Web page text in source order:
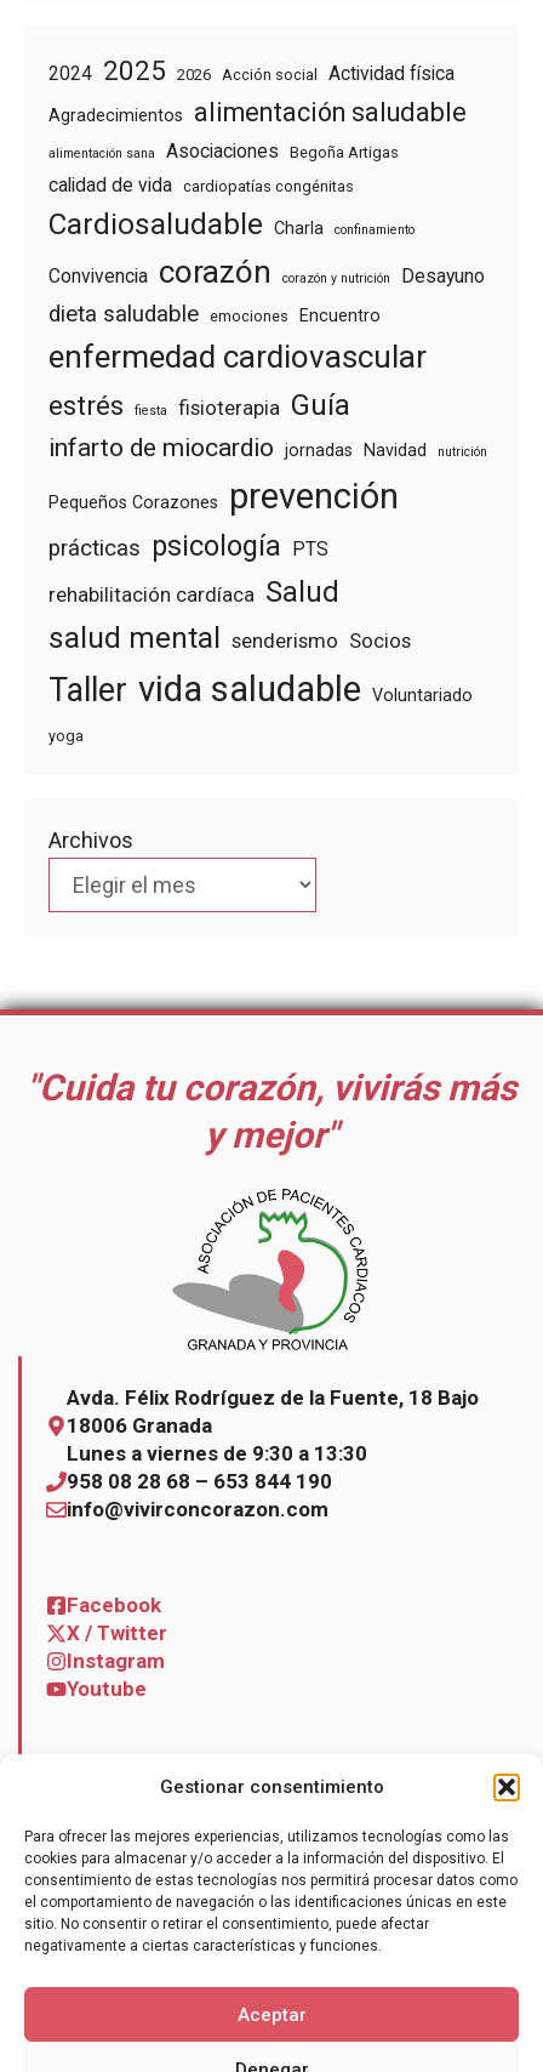
Gestionar consentimiento
Para ofrecer las mejores experiencias, utilizamos tecnologías como las
cookies para almacenar y/o acceder a la información del dispositivo. El
consentimiento de estas tecnologías nos permitirá procesar datos como
el comportamiento de navegación o las identificaciones únicas en este
sitio. No consentir o retirar el consentimiento, puede afectar
negativamente a ciertas características y funciones.
Aceptar
2024 2025 2026 Acción social Actividad física
Agradecimientos alimentación saludable
alimentación sana Asociaciones Begoña Artigas
calidad de vida cardiopatías congénitas
Cardiosaludable Charla confinamiento
Convivencia corazón corazón y nutrición Desayuno
dieta saludable emociones Encuentro
enfermedad cardiovascular
estrés fiesta fisioterapia Guía
infarto de miocardio jornadas Navidad nutrición
Pequeños Corazones prevención
prácticas psicología PTS
rehabilitación cardíaca Salud
salud mental senderismo Socios
Taller vida saludable Voluntariado
yoga
Archivos
"Cuida tu corazón, vivirás más
y mejor"
Avda. Félix Rodríguez de la Fuente, 18 Bajo
18006 Granada
Lunes a viernes de 9:30 a 13:30
958 08 28 68 – 653 844 190
info@vivirconcorazon.com
Facebook
X / Twitter
Instagram
Youtube
Contacto
Hazte socio